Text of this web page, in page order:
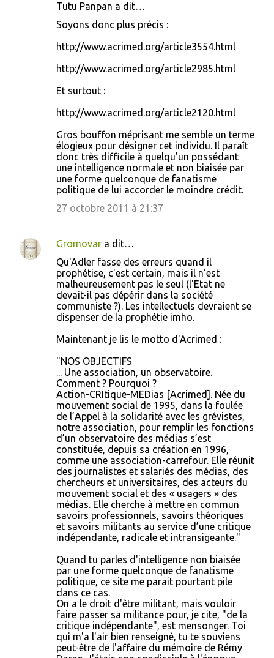
Tutu Panpan a dit…
Soyons donc plus précis :
http://www.acrimed.org/article3554.html
http://www.acrimed.org/article2985.html
Et surtout :
http://www.acrimed.org/article2120.html
Gros bouffon méprisant me semble un terme
élogieux pour désigner cet individu. Il paraît
donc très difficile à quelqu'un possédant
une intelligence normale et non biaisée par
une forme quelconque de fanatisme
politique de lui accorder le moindre crédit.
27 octobre 2011 à 21:37
Gromovar a dit…
Qu'Adler fasse des erreurs quand il
prophétise, c'est certain, mais il n'est
malheureusement pas le seul (l'Etat ne
devait-il pas dépérir dans la société
communiste ?). Les intellectuels devraient se
dispenser de la prophétie imho.
Maintenant je lis le motto d'Acrimed :
"NOS OBJECTIFS
... Une association, un observatoire.
Comment ? Pourquoi ?
Action-CRItique-MEDias [Acrimed]. Née du
mouvement social de 1995, dans la foulée
de l’Appel à la solidarité avec les grévistes,
notre association, pour remplir les fonctions
d’un observatoire des médias s’est
constituée, depuis sa création en 1996,
comme une association-carrefour. Elle réunit
des journalistes et salariés des médias, des
chercheurs et universitaires, des acteurs du
mouvement social et des « usagers » des
médias. Elle cherche à mettre en commun
savoirs professionnels, savoirs théoriques
et savoirs militants au service d’une critique
indépendante, radicale et intransigeante."
Quand tu parles d'intelligence non biaisée
par une forme quelconque de fanatisme
politique, ce site me parait pourtant pile
dans ce cas.
On a le droit d'être militant, mais vouloir
faire passer sa militance pour, je cite, "de la
critique indépendante", est mensonger. Toi
qui m'a l'air bien renseigné, tu te souviens
peut-être de l'affaire du mémoire de Rémy